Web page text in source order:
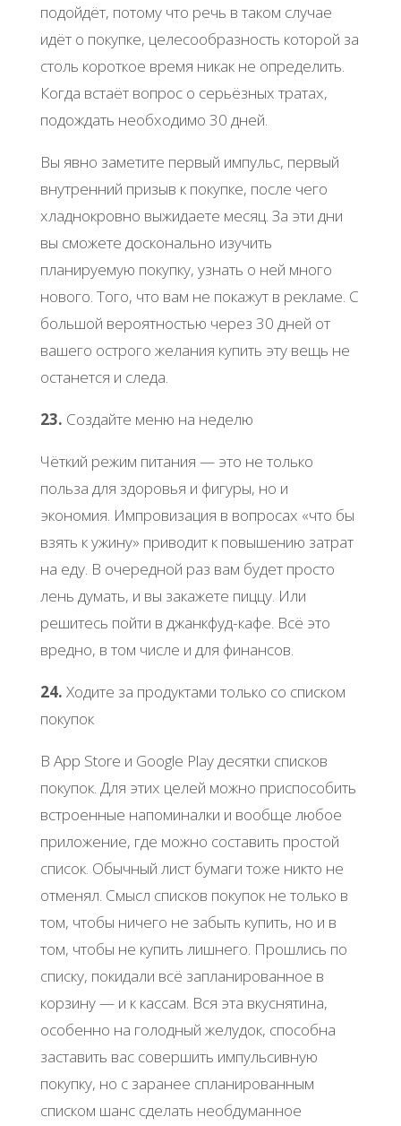
подойдёт, потому что речь в таком случае
идёт о покупке, целесообразность которой за
столь короткое время никак не определить.
Когда встаёт вопрос о серьёзных тратах,
подождать необходимо 30 дней.
Вы явно заметите первый импульс, первый
внутренний призыв к покупке, после чего
хладнокровно выжидаете месяц. За эти дни
вы сможете досконально изучить
планируемую покупку, узнать о ней много
нового. Того, что вам не покажут в рекламе. С
большой вероятностью через 30 дней от
вашего острого желания купить эту вещь не
останется и следа.
23. Создайте меню на неделю
Чёткий режим питания — это не только
польза для здоровья и фигуры, но и
экономия. Импровизация в вопросах «что бы
взять к ужину» приводит к повышению затрат
на еду. В очередной раз вам будет просто
лень думать, и вы закажете пиццу. Или
решитесь пойти в джанкфуд-кафе. Всё это
вредно, в том числе и для финансов.
24. Ходите за продуктами только со списком
покупок
В App Store и Google Play десятки списков
покупок. Для этих целей можно приспособить
встроенные напоминалки и вообще любое
приложение, где можно составить простой
список. Обычный лист бумаги тоже никто не
отменял. Смысл списков покупок не только в
том, чтобы ничего не забыть купить, но и в
том, чтобы не купить лишнего. Прошлись по
списку, покидали всё запланированное в
корзину — и к кассам. Вся эта вкуснятина,
особенно на голодный желудок, способна
заставить вас совершить импульсивную
покупку, но с заранее спланированным
списком шанс сделать необдуманное